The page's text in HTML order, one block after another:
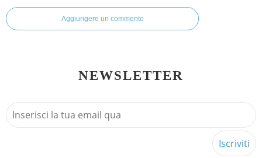
Aggiungere un commento
NEWSLETTER